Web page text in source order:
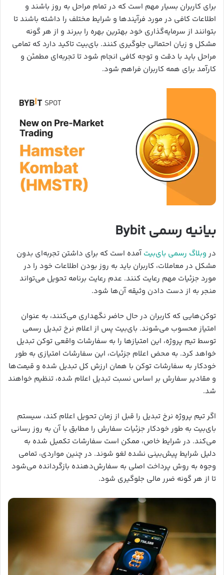
برای کاربران بسیار مهم است که در تمام مراحل به روز باشند و
اطلاعات کافی در مورد فرآیندها و شرایط مختلف را داشته باشند تا
بتوانند از سرمایه‌گذاری خود بهترین بهره را ببرند و از هر گونه
مشکل و زیان احتمالی جلوگیری کنند. بای‌بیت تاکید دارد که تمامی
مراحل باید با دقت و توجه کافی انجام شود تا تجربه‌ای مطمئن و
کارآمد برای همه کاربران فراهم شود.
بیانیه رسمی Bybit
در وبلاگ رسمی بای‌بیتآمده است که برای داشتن تجربه‌ای بدون
مشکل در معاملات، کاربران باید به روز بودن اطلاعات خود را در
مورد جزئیات مهم رعایت کنند. عدم رعایت برنامه تحویل می‌تواند
منجر به از دست دادن وثیقه آن‌ها شود.
توکن‌هایی که کاربران در حال حاضر نگهداری می‌کنند، به عنوان
امتیاز محسوب می‌شوند. بای‌بیت پس از اعلام نرخ تبدیل رسمی
توسط تیم پروژه، این امتیازها را به سفارشات واقعی توکن تبدیل
خواهد کرد. به محض اعلام جزئیات، این سفارشات امتیازی به طور
خودکار به سفارشات توکن با همان ارزش کل تبدیل شده و قیمت‌ها
و مقادیر سفارش بر اساس نسبت تبدیل اعلام شده، تنظیم خواهند
شد.
اگر تیم پروژه نرخ تبدیل را قبل از زمان تحویل اعلام کند، سیستم
بای‌بیت به طور خودکار جزئیات سفارش را مطابق با آن به روز رسانی
می‌کند. در شرایط خاص، ممکن است سفارشات تکمیل شده به
دلیل شرایط پیش‌بینی نشده لغو شوند. در چنین مواردی، تمامی
وجوه به روش پرداخت اصلی به سفارش‌دهنده بازگردانده می‌شود
تا از هر گونه ضرر مالی جلوگیری شود.